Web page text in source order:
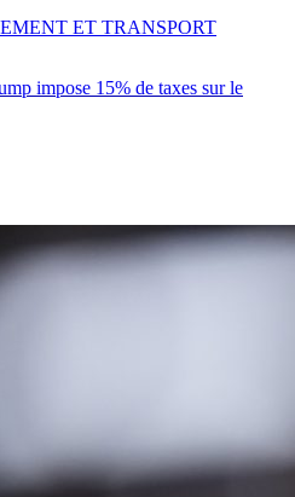
impose 15% de taxes sur le
ET TRANSPORT